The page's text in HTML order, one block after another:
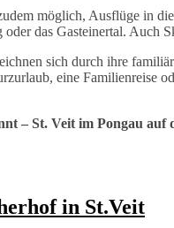
möglich, Ausflüge in
das Gasteinertal. Auch
sich durch ihre
eine Familienreise
– St. Veit im Pongau
in St.Veit